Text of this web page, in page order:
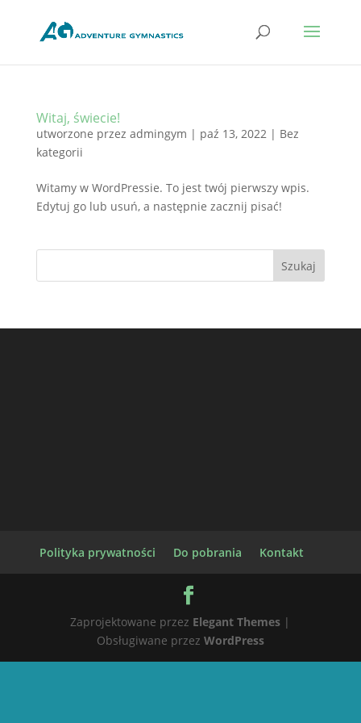
Witaj, świecie!
utworzone przez admingym | paź 13, 2022| Bez
kategorii
Witamy w WordPressie. To jest twój pierwszy wpis.
Edytuj go lub usuń, a następnie zacznij pisać!
Polityka prywatności Do pobrania Kontakt
Zaprojektowane przez Elegant Themes |
Obsługiwane przez WordPress